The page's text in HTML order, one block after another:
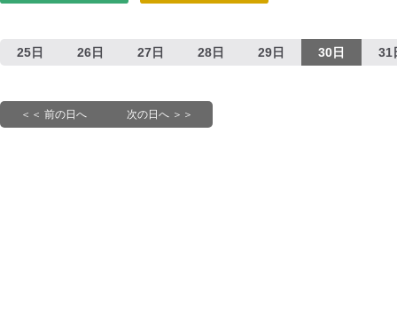
25日 26日 27日 28日 29日 30日 31
＜＜ 前の日へ 次の日へ ＞＞